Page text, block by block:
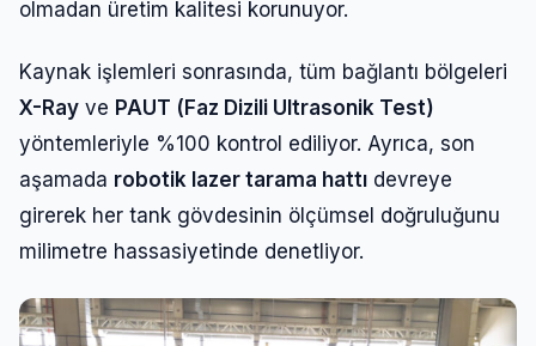
olmadan üretim kalitesi korunuyor.
Kaynak işlemleri sonrasında, tüm bağlantı bölgeleri
X-Ray ve PAUT (Faz Dizili Ultrasonik Test)
yöntemleriyle %100 kontrol ediliyor. Ayrıca, son
aşamada robotik lazer tarama hattı devreye
girerek her tank gövdesinin ölçümsel doğruluğunu
milimetre hassasiyetinde denetliyor.
Giriş Yap
Kullanıcı Adı veya E-posta